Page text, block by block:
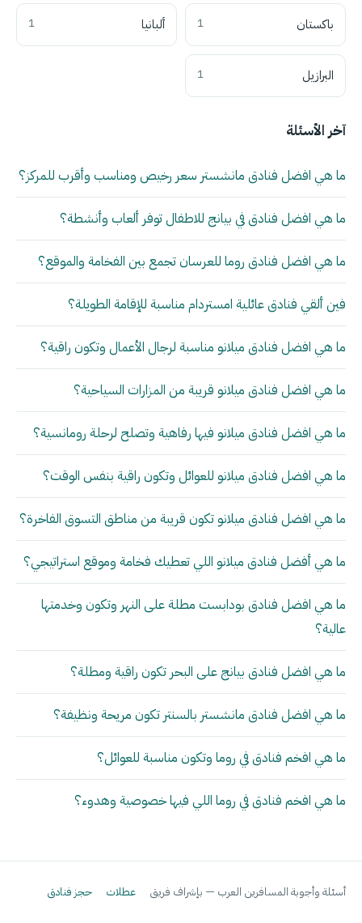
باكستان 1 ألبانيا 1
البرازيل 1
آخر الأسئلة
ما هي افضل فنادق مانشستر سعر رخيص ومناسب وأقرب للمركز؟
ما هي افضل فنادق في بيانج للاطفال توفر ألعاب وأنشطة؟
ما هي افضل فنادق روما للعرسان تجمع بين الفخامة والموقع؟
فين ألقي فنادق عائلية امستردام مناسبة للإقامة الطويلة؟
ما هي افضل فنادق ميلانو مناسبة لرجال الأعمال وتكون راقية؟
ما هي افضل فنادق ميلانو قريبة من المزارات السياحية؟
ما هي افضل فنادق ميلانو فيها رفاهية وتصلح لرحلة رومانسية؟
ما هي افضل فنادق ميلانو للعوائل وتكون راقية بنفس الوقت؟
ما هي افضل فنادق ميلانو تكون قريبة من مناطق التسوق الفاخرة؟
ما هي أفضل فنادق ميلانو اللي تعطيك فخامة وموقع استراتيجي؟
ما هي افضل فنادق بودابست مطلة على النهر وتكون وخدمتها
عالية؟
ما هي افضل فنادق بيانج على البحر تكون راقية ومطلة؟
ما هي افضل فنادق مانشستر بالسنتر تكون مريحة ونظيفة؟
ما هي افخم فنادق في روما وتكون مناسبة للعوائل؟
ما هي افخم فنادق في روما اللي فيها خصوصية وهدوء؟
أسئلة وأجوبة المسافرين العرب — بإشراف فريق عطلات حجز فنادق